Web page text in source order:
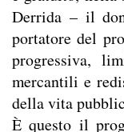
Derrida – il
portatore del
progressiva,
mercantili e
della vita
È questo il